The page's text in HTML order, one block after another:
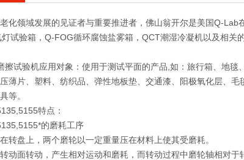
化领域发展的见证者与重要推进者，佛山翁开尔是美国Q-
试验箱，Q-FOG循环腐蚀盐雾箱，QCT潮湿冷凝机以及相关的
擦试验机应用对象：使用于测试平面的产品,如：旅行箱、地毯
薄片、塑料、纺织品、弹性地板垫、交通漆、阳极氧化层、
等。
特点：
的磨耗工序
转盘上，两个磨轮以一定重量压在材料上使其受磨耗。
动面转动，产生相对运动和磨耗，而转动过程中磨轮轴相对于